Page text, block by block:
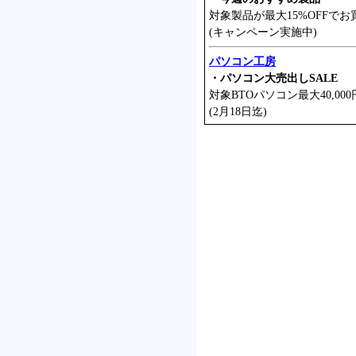
対象製品が最大15%OFFでお
(キャンペーン実施中)
パソコン工房
・パソコン大売出しSALE
対象BTOパソコン最大40,000
(2月18日迄)